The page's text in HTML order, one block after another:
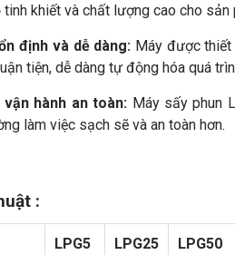
khiết và chất lượng cao cho sản
định và dễ dàng: Máy được thiết
tiện, dễ dàng tự động hóa quá
hành an toàn: Máy sấy phun
làm việc sạch sẽ và an toàn hơn.
:
LPG5 LPG25 LPG50